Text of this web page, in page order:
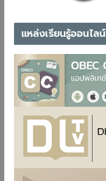
แหล่งเรียนรู้ออนไลน์